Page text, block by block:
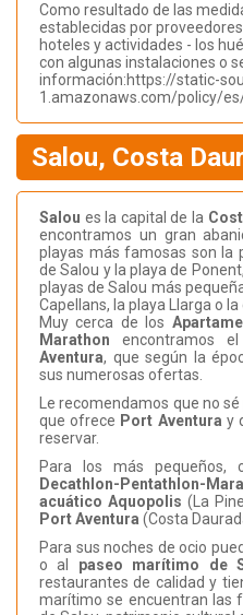
Como resultado de las
establecidas por
hoteles y actividades - los
con algunas instalaciones o
información:https://static-
1.amazonaws.com/policy/
Salou, Costa
Salou es la capital de la
encontramos un gran
playas más famosas son la
de Salou y la playa de
playas de Salou más
Capellans, la playa Llarga o la
Muy cerca de los
Marathon encontramos
Aventura, que según la
sus numerosas ofertas.
Le recomendamos que no
que ofrece Port Aventura y
reservar.
Para los más pequeños,
Decathlon-Pentathlon-
acuático Aquopolis(La
Port Aventura (Costa
Para sus noches de ocio
o al paseo marítimo de
restaurantes de calidad y
marítimo se encuentran las